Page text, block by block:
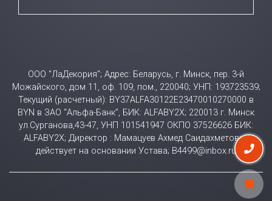
ООО "ЛаДекория"; Адрес: Беларусь, г. Минск, пер. 3-й
Можайского, дом 11, оф. 109, пом., 220040; УНП: 193723539;
Текущий (расчетный): BY37ALFA30122E23470010270000 в
BYN в ЗАО “Альфа-Банк”, БИК: ALFABY2X; 220013 г. Минск
ул.Сурганова,43-47, УНП 101541947 ОКПО 37526626 БИК:
ALFABY2X; Директор : Мамацуев Ахмед Саидахметович
действует на основании Устава; B4499@inbox.ru